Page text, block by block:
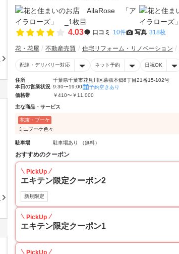
4.03 口コミ 10件 写真 318枚
花・花屋 不動産売買 住宅リフォーム・リノベーション
配達・デリバリー対応 ネット予約 日祝OK
住所
千葉県千葉市花見川区幕張本郷6丁目21番15-102号
本日の営業状況 9:30〜19:00
予約空きあり
価格帯
￥410〜￥11,000
主な商品・サービス
花束・ブーケ
ミニブーケ色々
駐車場 駐車場あり （無料）
おすすめのクーポン
PickUp
エキテン限定クーポン2
新規限定
PickUp
エキテン限定クーポン1
PickUp